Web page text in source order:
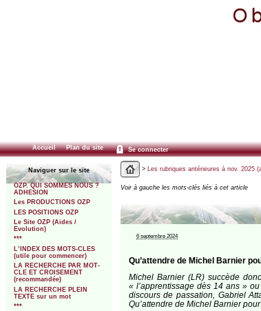
Accueil Plan du site Se connecter
Naviguer sur le site
OZP. QUI SOMMES NOUS ?
ADHESION
Les PRODUCTIONS OZP
LES POSITIONS OZP
Le Site OZP (Aides /
Evolution)
***
L’INDEX DES MOTS-CLES
(utile pour commencer)
LA RECHERCHE PAR MOT-
CLE ET CROISEMENT
(recommandée)
LA RECHERCHE PLEIN
TEXTE sur un mot
***
> Les rubriques antérieures à nov. 2025
Voir à gauche les mots-clés liés à cet article
6 septembre 2024
Qu’attendre de Michel Barnier
Michel Barnier (LR) succède
« l’apprentissage dès 14 ans »
discours de passation, Gabriel
Qu’attendre de Michel Barnier pour